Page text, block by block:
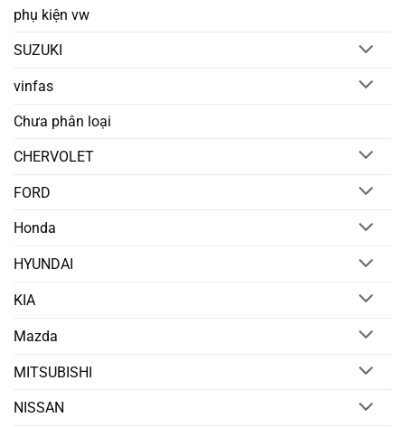
phụ kiện vw
SUZUKI
vinfas
Chưa phân loại
CHERVOLET
FORD
Honda
HYUNDAI
KIA
Mazda
MITSUBISHI
NISSAN